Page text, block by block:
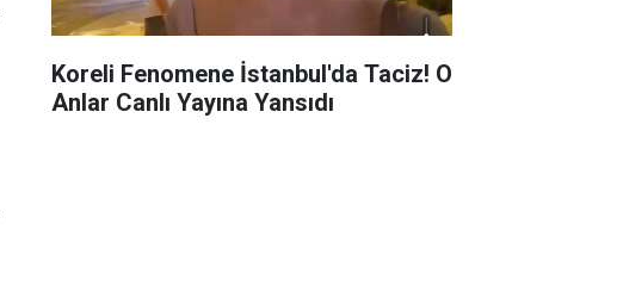
Koreli Fenomene İstanbul'da Taciz! O
Anlar Canlı Yayına Yansıdı